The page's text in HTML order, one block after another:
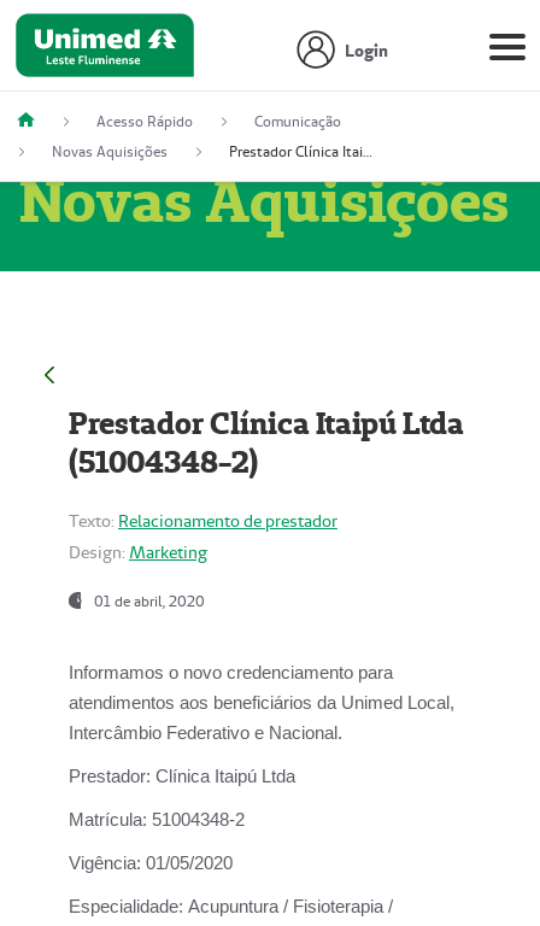
Login
Acesso Rápido
Comunicação
Novas Aquisições
Prestador Clínica Itaipú Ltda (51004348-2)
Novas Aquisições
Prestador Clínica Itaipú Ltda
(51004348-2)
Texto: Relacionamento de prestador
Design: Marketing
01 de abril, 2020
Informamos o novo credenciamento para
atendimentos aos beneficiários da Unimed Local,
Intercâmbio Federativo e Nacional.
Prestador: Clínica Itaipú Ltda
Matrícula: 51004348-2
Vigência: 01/05/2020
Especialidade: Acupuntura / Fisioterapia /